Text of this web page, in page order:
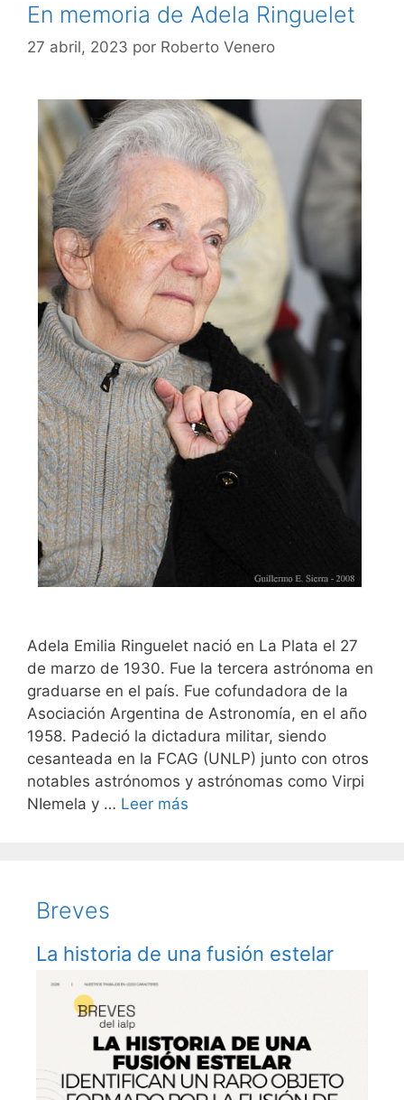
En memoria de Adela Ringuelet
27 abril, 2023 por Roberto Venero
Adela Emilia Ringuelet nació en La Plata el 27
de marzo de 1930. Fue la tercera astrónoma en
graduarse en el país. Fue cofundadora de la
Asociación Argentina de Astronomía, en el año
1958. Padeció la dictadura militar, siendo
cesanteada en la FCAG (UNLP) junto con otros
notables astrónomos y astrónomas como Virpi
NIemela y … Leer más
Breves
La historia de una fusión estelar